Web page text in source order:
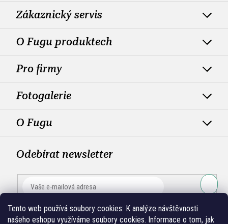
Tento web používá soubory cookies: K analýze návštěvnosti
našeho eshopu využíváme soubory cookies. Informace o tom, jak
Zákaznický servis
O Fugu produktech
Pro firmy
Fotogalerie
O Fugu
Odebírat newsletter